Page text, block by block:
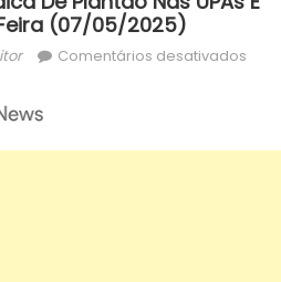
(07/05/2025)
Comentários desativadosem